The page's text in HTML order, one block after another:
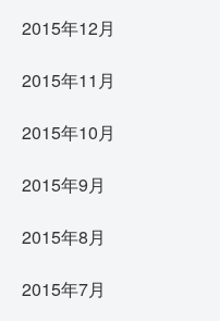
2015年12月
2015年11月
2015年10月
2015年9月
2015年8月
2015年7月